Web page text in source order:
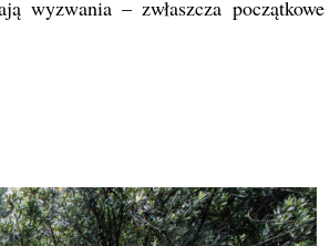
wyzwania – zwłaszcza początkowe